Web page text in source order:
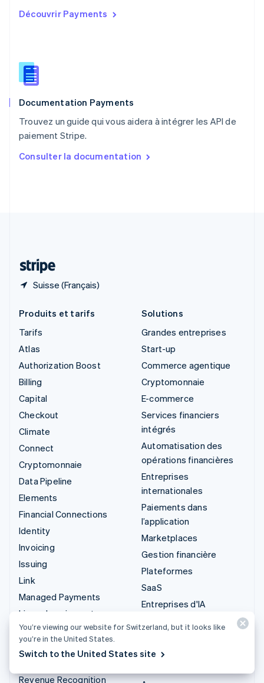
Découvrir Payments
Documentation Payments
Trouvez un guide qui vous aidera à intégrer les API de
paiement Stripe.
Consulter la documentation
Suisse (Français)
PortuguêsEnglish
English
Roumanie
Royaume-Uni
Singapour
English 简体中文
English
Produits et tarifs
Tarifs
Atlas
Authorization Boost
Billing
Capital
Checkout
Climate
Connect
Cryptomonnaie
Data Pipeline
Elements
Financial Connections
Identity
Invoicing
Issuing
Link
Managed Payments
Liens de paiement
Payments
Payouts
Revenue Recognition
Solutions
Grandes entreprises
Start-up
Commerce agentique
Cryptomonnaie
E-commerce
Services financiers
intégrés
Automatisation des
opérations financières
Entreprises
internationales
Paiements dans
l’application
Marketplaces
Gestion financière
Plateformes
SaaS
Entreprises d'IA
Économie des créateurs
Hôtellerie, voyages et
You’re viewing our website for Switzerland, but it looks like
you’re in the United States.
Switch to the United States site